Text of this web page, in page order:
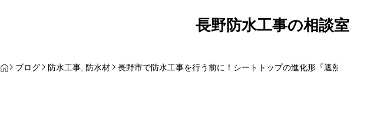
長野防水工事の相談室
ブログ 防水工事, 防水材 長野市で防水工事を行う前に！シートトップの進化形『遮熱シー